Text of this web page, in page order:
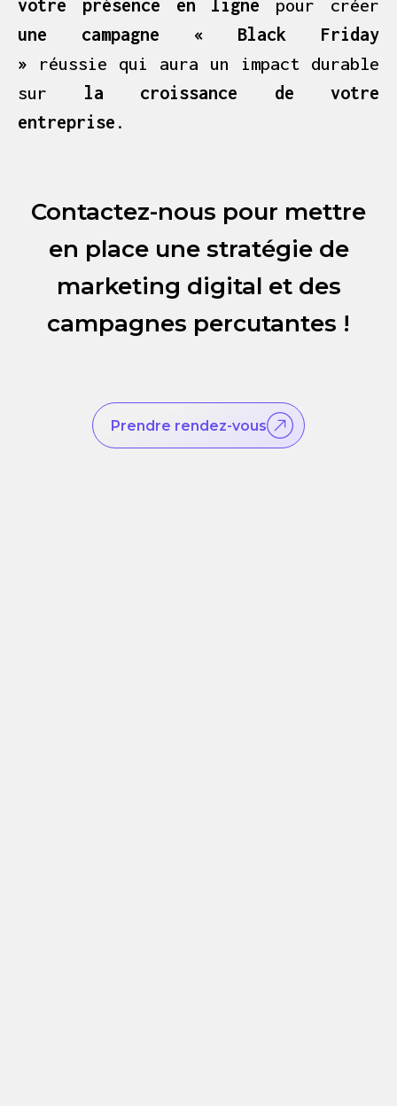
votre présence en ligne pour créer
une campagne « Black Friday
» réussie qui aura un impact durable
sur la croissance de votre
entreprise .
Contactez-nous pour mettre
en place une stratégie de
marketing digital et des
campagnes percutantes !
Prendre rendez-vous